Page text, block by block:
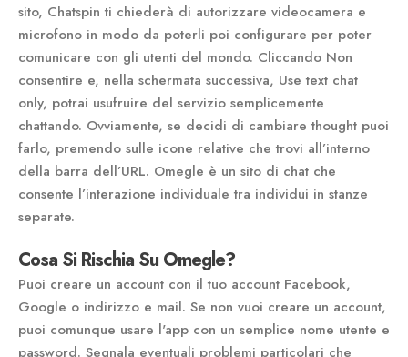
sito, Chatspin ti chiederà di autorizzare videocamera e
microfono in modo da poterli poi configurare per poter
comunicare con gli utenti del mondo. Cliccando Non
consentire e, nella schermata successiva, Use text chat
only, potrai usufruire del servizio semplicemente
chattando. Ovviamente, se decidi di cambiare thought puoi
farlo, premendo sulle icone relative che trovi all’interno
della barra dell’URL. Omegle è un sito di chat che
consente l’interazione individuale tra individui in stanze
separate.
Cosa Si Rischia Su Omegle?
Puoi creare un account con il tuo account Facebook,
Google o indirizzo e mail. Se non vuoi creare un account,
puoi comunque usare l'app con un semplice nome utente e
password. Segnala eventuali problemi particolari che